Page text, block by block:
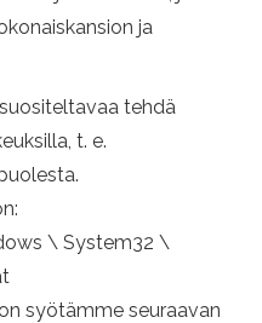
ja
tehdä
t. e.
\ System32 \
syötämme seuraavan